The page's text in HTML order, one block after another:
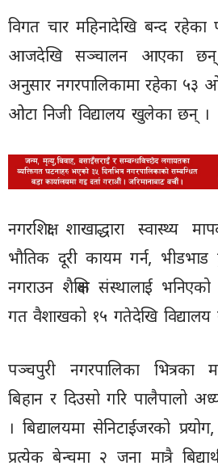
विगत चार महिनादेखि बन्द रहेका
आजदेखि सञ्चालन आएका छन् ।
अनुसार नगरपालिकामा रहेका ५३
ओटा निजी विद्यालय खुलेका छन् ।
नगरशिक्षा शाखाद्धारा स्वास्थ्य
भौतिक दूरी कायम गर्न, भीडभाड
नगराउन शैक्षिक संस्थालाई
गत वैशाखको १५ गतेदेखि विद्यालय
पञ्चपुरी नगरपालिका भित्रका
बिहान र दिउसो गरि पालैपालो
। बिद्यालयमा सेनिटाईजरको
प्रत्येक बेन्चमा २ जना मात्रै